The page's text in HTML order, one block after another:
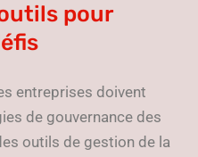
pour
entreprises doivent
de gouvernance des
outils de gestion de la